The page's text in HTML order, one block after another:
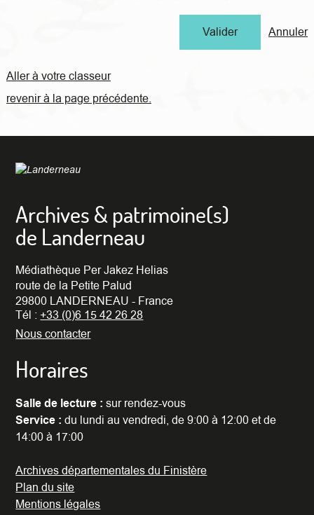
Annuler
Aller à votre classeur
revenir à la page précédente.
Archives & patrimoine(s)
de Landerneau
Médiathèque Per Jakez Helias
route de la Petite Palud
29800 LANDERNEAU - France
Tél :+33 (0)6 15 42 26 28
Nous contacter
Horaires
Salle de lecture : sur rendez-vous
Service : du lundi au vendredi, de 9:00 à 12:00 et de
14:00 à 17:00
Archives départementales du Finistère
Plan du site
Mentions légales